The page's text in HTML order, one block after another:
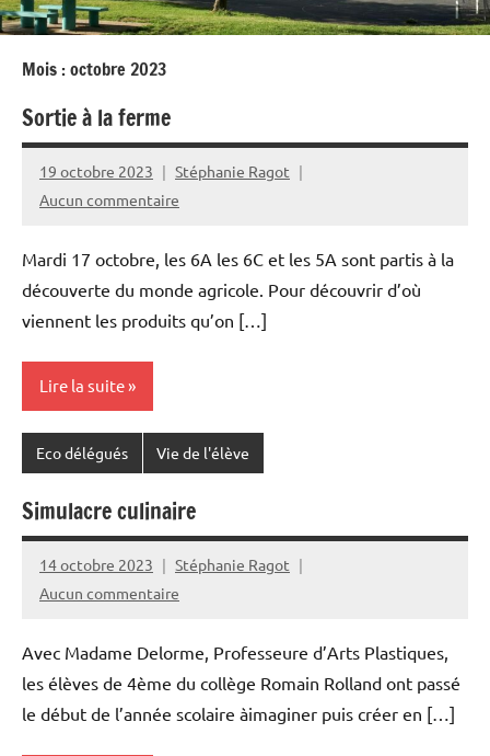
Mois :octobre 2023
Sortie à la ferme
19 octobre 2023
Stéphanie Ragot
Aucun commentaire
Mardi 17 octobre, les 6A les 6C et les 5A sont partis à la
découverte du monde agricole. Pour découvrir d’où
viennent les produits qu’on […]
Lire la suite
Eco délégués Vie de l'élève
Simulacre culinaire
14 octobre 2023
Stéphanie Ragot
Aucun commentaire
Avec Madame Delorme, Professeure d’Arts Plastiques,
les élèves de 4ème du collège Romain Rolland ont passé
le début de l’année scolaire àimaginer puis créer en […]